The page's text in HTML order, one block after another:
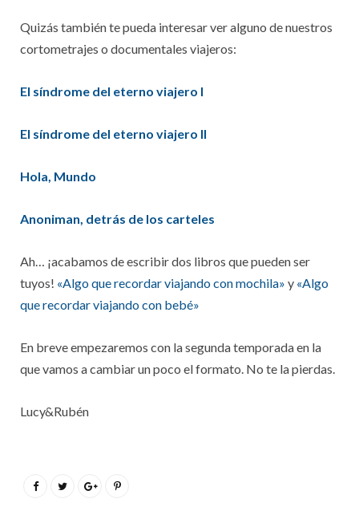
Quizás también te pueda interesar ver alguno de nuestros
cortometrajes o documentales viajeros:
El síndrome del eterno viajero I
El síndrome del eterno viajero II
Hola, Mundo
Anoniman, detrás de los carteles
Ah… ¡acabamos de escribir dos libros que pueden ser
tuyos! «Algo que recordar viajando con mochila» y «Algo
que recordar viajando con bebé»
En breve empezaremos con la segunda temporada en la
que vamos a cambiar un poco el formato. No te la pierdas.
Lucy&Rubén